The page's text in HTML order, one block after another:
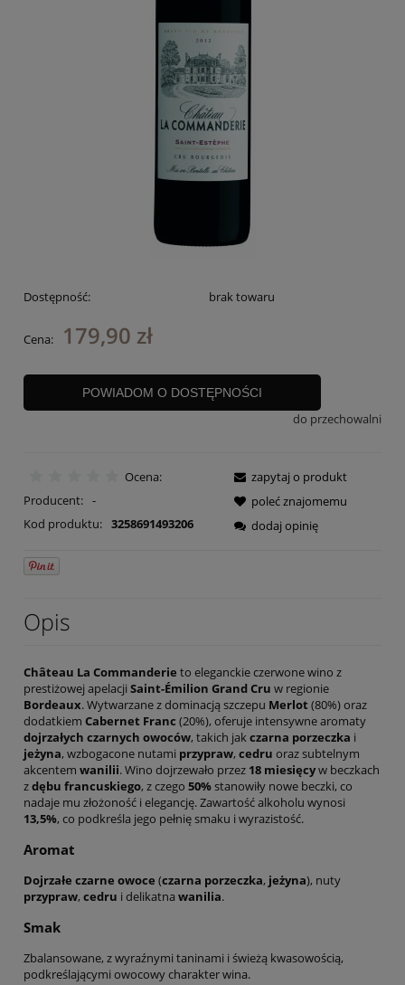
Dostępność: brak towaru
Cena: 179,90 zł
POWIADOM O DOSTĘPNOŚCI
do przechowalni
Ocena:
Producent: -
Kod produktu: 3258691493206
zapytaj o produkt
poleć znajomemu
dodaj opinię
Opis
Château La Commanderie to eleganckie czerwone wino z
prestiżowej apelacji Saint-Émilion Grand Cru w regionie
Bordeaux. Wytwarzane z dominacją szczepu Merlot (80%) oraz
dodatkiem Cabernet Franc (20%), oferuje intensywne aromaty
dojrzałych czarnych owoców, takich jakczarna porzeczka i
jeżyna, wzbogacone nutami przypraw, cedru oraz subtelnym
akcentem wanilii. Wino dojrzewało przez 18 miesięcyw beczkach
zdębu francuskiego, z czego 50%stanowiły nowe beczki, co
nadaje mu złożoność i elegancję. Zawartość alkoholu wynosi
13,5%, co podkreśla jego pełnię smaku i wyrazistość.
Aromat
Dojrzałe czarne owoce (czarna porzeczka, jeżyna), nuty
przypraw, cedru i delikatna wanilia.
Smak
Zbalansowane, z wyraźnymi taninami i świeżą kwasowością,
podkreślającymi owocowy charakter wina.